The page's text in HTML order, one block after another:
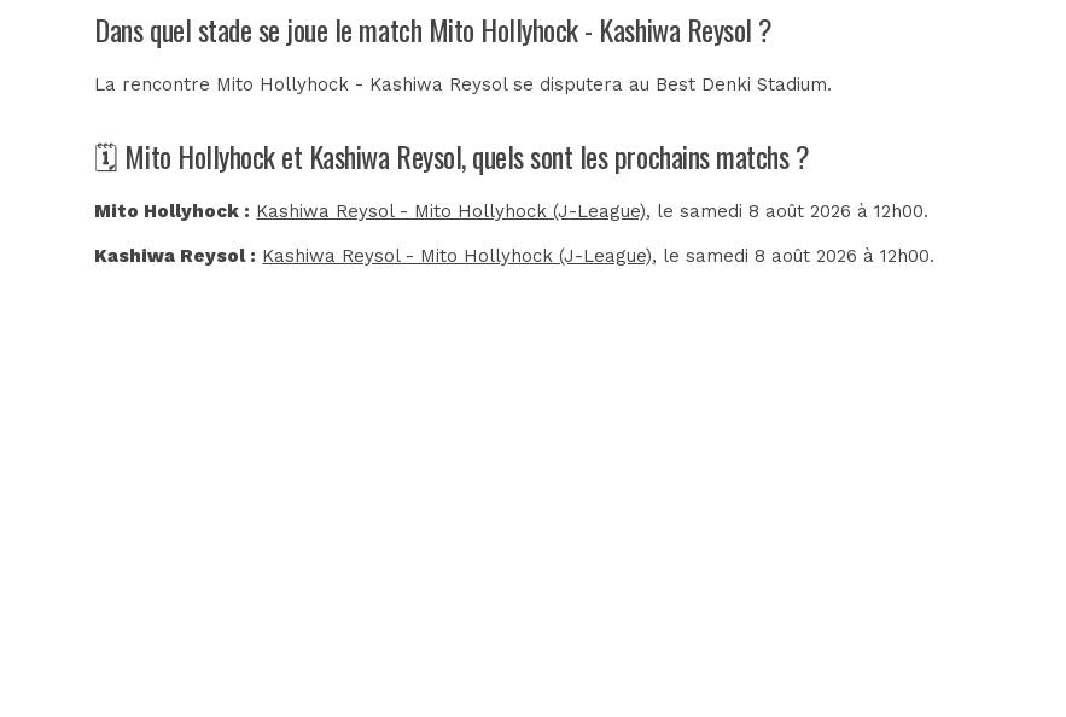
Dans quel stade se joue le match Mito Hollyhock - Kashiwa Reysol ?
La rencontre Mito Hollyhock - Kashiwa Reysol se disputera au Best Denki Stadium.
🗓️ Mito Hollyhock et Kashiwa Reysol, quels sont les prochains matchs ?
Mito Hollyhock : Kashiwa Reysol - Mito Hollyhock (J-League), le samedi 8 août 2026 à 12h00.
Kashiwa Reysol : Kashiwa Reysol - Mito Hollyhock (J-League), le samedi 8 août 2026 à 12h00.